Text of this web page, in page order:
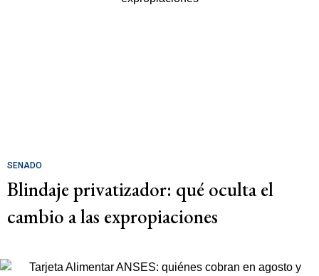
SENADO
Blindaje privatizador: qué oculta el
cambio a las expropiaciones